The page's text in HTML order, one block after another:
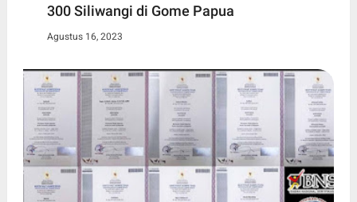
300 Siliwangi di Gome Papua
Agustus 16, 2023